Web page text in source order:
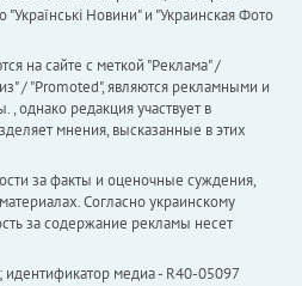
"Українськi Новини" и "Украинская Фото
на сайте с меткой "Реклама" /
/ "Promoted", являются рекламными и
, однако редакция участвует в
мнения, высказанные в этих
за факты и оценочные суждения,
Согласно украинскому
за содержание рекламы несет
медиа - R40-05097